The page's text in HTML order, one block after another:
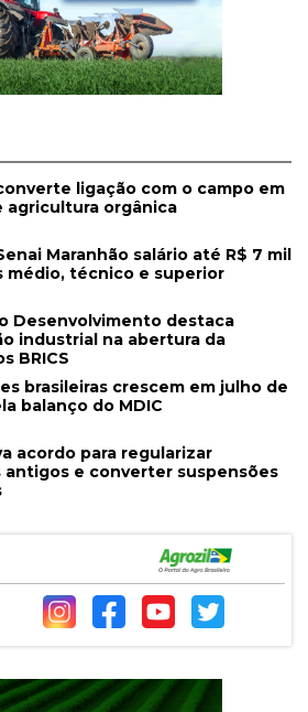
ligação com o campo em
agricultura orgânica
Maranhão salário até R$ 7 mil
médio, técnico e superior
Desenvolvimento destaca
industrial na abertura da
BRICS
brasileiras crescem em julho de
balanço do MDIC
acordo para regularizar
antigos e converter suspensões